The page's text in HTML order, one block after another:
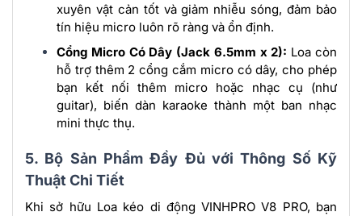
xuyên vật cản tốt và giảm nhiễu sóng, đảm bảo
tín hiệu micro luôn rõ ràng và ổn định.
Cổng Micro Có Dây (Jack 6.5mm x 2): Loa còn
hỗ trợ thêm 2 cổng cắm micro có dây, cho phép
bạn kết nối thêm micro hoặc nhạc cụ (như
guitar), biến dàn karaoke thành một ban nhạc
mini thực thụ.
5. Bộ Sản Phẩm Đầy Đủ với Thông Số Kỹ
Thuật Chi Tiết
Khi sở hữu Loa kéo di động VINHPRO V8 PRO, bạn